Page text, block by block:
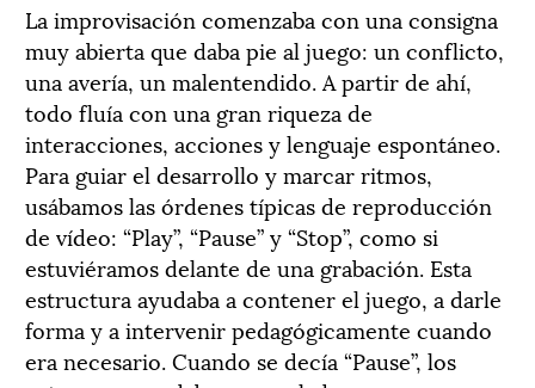
La improvisación comenzaba con una consigna
muy abierta que daba pie al juego: un conflicto,
una avería, un malentendido. A partir de ahí,
todo fluía con una gran riqueza de
interacciones, acciones y lenguaje espontáneo.
Para guiar el desarrollo y marcar ritmos,
usábamos las órdenes típicas de reproducción
de vídeo: “Play”, “Pause” y “Stop”, como si
estuviéramos delante de una grabación. Esta
estructura ayudaba a contener el juego, a darle
forma y a intervenir pedagógicamente cuando
era necesario. Cuando se decía “Pause”, los